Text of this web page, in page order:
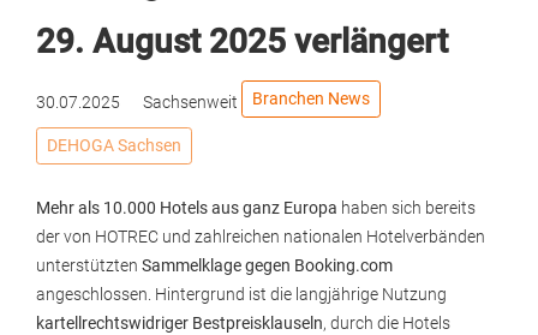
29. August 2025 verlängert
30.07.2025 Sachsenweit Branchen News
DEHOGA Sachsen
Mehr als 10.000 Hotels aus ganz Europa haben sich bereits
der von HOTREC und zahlreichen nationalen Hotelverbänden
unterstützten Sammelklage gegen Booking.com
angeschlossen. Hintergrund ist die langjährige Nutzung
kartellrechtswidriger Bestpreisklauseln, durch die Hotels